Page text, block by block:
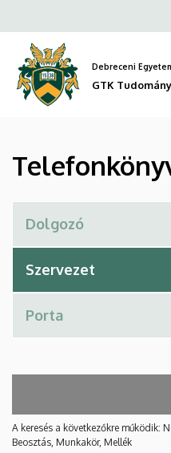
GTK
Tudományos
Diákkör
a
tartalomra
Debreceni
GTK
A keresés a következőkre működik:
Beosztás, Munkakör, Mellék